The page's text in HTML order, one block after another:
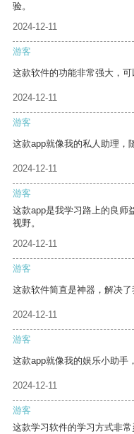
验。
2024-12-11
游客
这款软件的功能非常强大，可
2024-12-11
游客
这款app就像我的私人助理，
2024-12-11
游客
这款app是我学习路上的良师
视野。
2024-12-11
游客
这款软件简直是神器，解决了
2024-12-11
游客
这款app就像我的娱乐小助手
2024-12-11
游客
这款学习软件的学习方式非